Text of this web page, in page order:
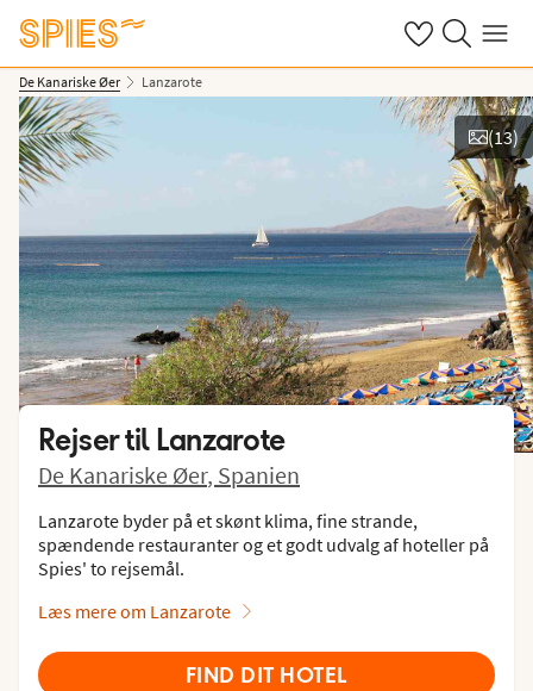
Se dine gemte
Søg påMenu
De Kanariske Øer Lanzarote
Vis film og billeder
(13)
Rejser til Lanzarote
De Kanariske Øer, Spanien
Lanzarote byder på et skønt klima, fine strande,
spændende restauranter og et godt udvalg af hoteller på
Spies' to rejsemål.
Læs mere om Lanzarote
FIND DIT HOTEL